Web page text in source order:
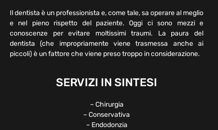
Il dentista è un professionista e, come tale, sa operare al meglio
e nel pieno rispetto del paziente. Oggi ci sono mezzi e
conoscenze per evitare moltissimi traumi. La paura del
dentista (che impropriamente viene trasmessa anche ai
piccoli) è un fattore che viene preso troppo in considerazione.
SERVIZI IN SINTESI
– Chirurgia
– Conservativa
– Endodonzia